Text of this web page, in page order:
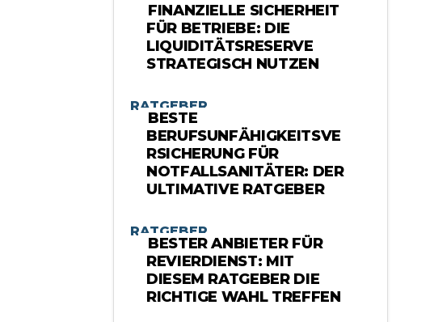
FINANZIELLE SICHERHEIT
FÜR BETRIEBE: DIE
LIQUIDITÄTSRESERVE
STRATEGISCH NUTZEN
RATGEBER
BESTE
BERUFSUNFÄHIGKEITSVE
RSICHERUNG FÜR
NOTFALLSANITÄTER: DER
ULTIMATIVE RATGEBER
RATGEBER
BESTER ANBIETER FÜR
REVIERDIENST: MIT
DIESEM RATGEBER DIE
RICHTIGE WAHL TREFFEN